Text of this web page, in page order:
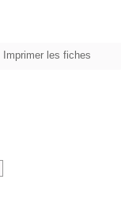
Imprimer les fiches